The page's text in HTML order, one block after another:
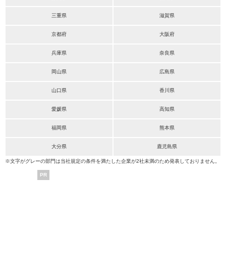
三重県 滋賀県
京都府 大阪府
兵庫県 奈良県
岡山県 広島県
山口県 香川県
愛媛県 高知県
福岡県 熊本県
大分県 鹿児島県
※文字がグレーの部門は当社規定の条件を満たした企業が2社未満のため発表しておりません。
PR